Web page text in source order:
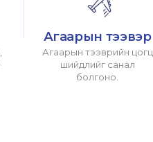
Агаарын тээвэр
Агаарын тээврийн цогц
шийдлийг санал
болгоно.